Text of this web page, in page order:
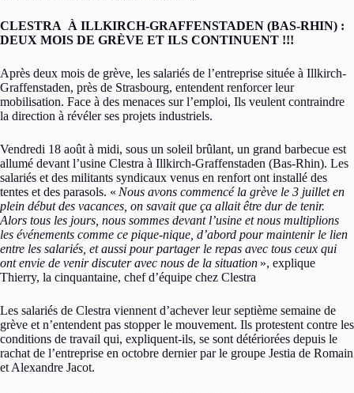
CLESTRA À ILLKIRCH-GRAFFENSTADEN (BAS-RHIN) :
DEUX MOIS DE GRÈVE ET ILS CONTINUENT !!!
Après deux mois de grève, les salariés de l’entreprise située à Illkirch-
Graffenstaden, près de Strasbourg, entendent renforcer leur
mobilisation. Face à des menaces sur l’emploi, Ils veulent contraindre
la direction à révéler ses projets industriels.
Vendredi 18 août à midi, sous un soleil brûlant, un grand barbecue est
allumé devant l’usine Clestra à Illkirch-Graffenstaden (Bas-Rhin). Les
salariés et des militants syndicaux venus en renfort ont installé des
tentes et des parasols. « Nous avons commencé la grève le 3 juillet en
plein début des vacances, on savait que ça allait être dur de tenir.
Alors tous les jours, nous sommes devant l’usine et nous multiplions
les événements comme ce pique-nique, d’abord pour maintenir le lien
entre les salariés, et aussi pour partager le repas avec tous ceux qui
ont envie de venir discuter avec nous de la situation », explique
Thierry, la cinquantaine, chef d’équipe chez Clestra
Les salariés de Clestra viennent d’achever leur septième semaine de
grève et n’entendent pas stopper le mouvement. Ils protestent contre les
conditions de travail qui, expliquent-ils, se sont détériorées depuis le
rachat de l’entreprise en octobre dernier par le groupe Jestia de Romain
et Alexandre Jacot.